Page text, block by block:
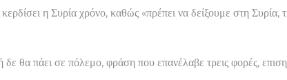
η Συρία χρόνο, καθώς «πρέπει να δείξουμε στη
θα πάει σε πόλεμο, φράση που επανέλαβε τρεις φορές,